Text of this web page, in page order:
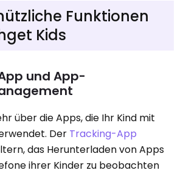
Funktionen
Kids
und App-
über die Apps, die Ihr Kind mit
Der Tracking-App
das Herunterladen von Apps
ihrer Kinder zu beobachten